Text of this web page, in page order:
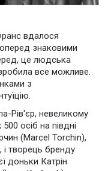
вдалося
знаковими
це людська
все можливе.
з
Рів'єр, невеликому
осіб на півдні
(Marcel Torchin),
і творець бренду
доньки Катрін